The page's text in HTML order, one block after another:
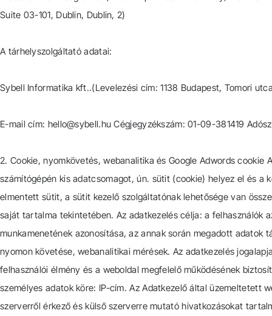
Suite 03-101, Dublin, Dublin, 2)
A tárhelyszolgáltató adatai:
Sybell Informatika kft..(Levelezési cím: 1138 Budapest, Tomori
E-mail cím: hello@sybell.hu Cégjegyzékszám: 01-09-381419
2. Cookie, nyomkövetés, webanalitika és Google Adwords
számítógépén kis adatcsomagot, ún. sütit (cookie) helyez el és a
elmentett sütit, a sütit kezelő szolgáltatónak lehetősége van
saját tartalma tekintetében. Az adatkezelés célja: a felhasználók
munkamenetének azonosítása, az annak során megadott adatok
nyomon követése, webanalitikai mérések. Az adatkezelés
felhasználói élmény és a weboldal megfelelő működésének
személyes adatok köre: IP-cím. Az Adatkezelő által üzemeltetett
szerverről érkező és külső szerverre mutató hivatkozásokat